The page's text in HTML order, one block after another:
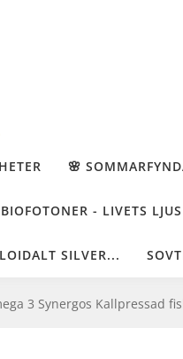
🌸
BIOFOTONER - LIVETS LJUS
SILVER...
3 Synergos Kallpressad